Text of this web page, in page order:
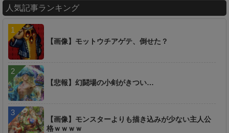
人気記事ランキング
【画像】モットウチアゲテ、倒せた？
【悲報】幻闘場の小剣がきつい…
【画像】モンスターよりも描き込みが少ない主人公
格ｗｗｗｗ